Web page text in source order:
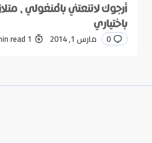
أرجوك لاتنعتني بالمنغولي،
باختياري
0 مارس 1, 2014 1 min read